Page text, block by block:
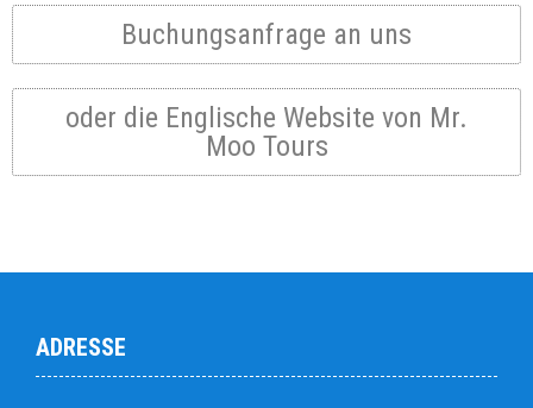
Buchungsanfrage an uns
oder die Englische Website von Mr.
Moo Tours
ADRESSE